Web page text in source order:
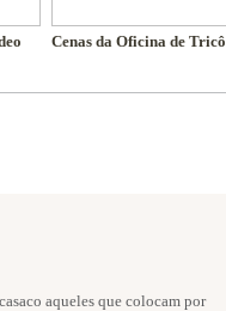
Cenas da Oficina de Tricô
aqueles que colocam por